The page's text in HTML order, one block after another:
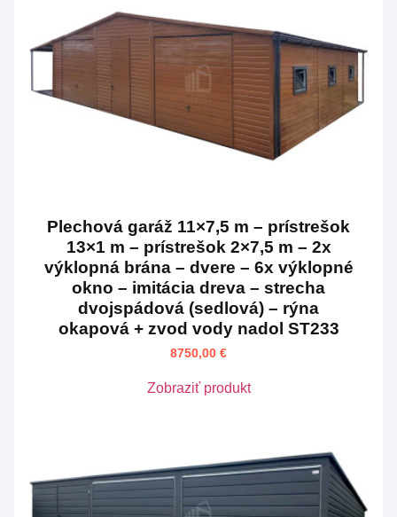
Plechová garáž 11×7,5 m – prístrešok
13×1 m – prístrešok 2×7,5 m – 2x
výklopná brána – dvere – 6x výklopné
okno – imitácia dreva – strecha
dvojspádová (sedlová) – rýna
okapová + zvod vody nadol ST233
8750,00 €
Zobraziť produkt